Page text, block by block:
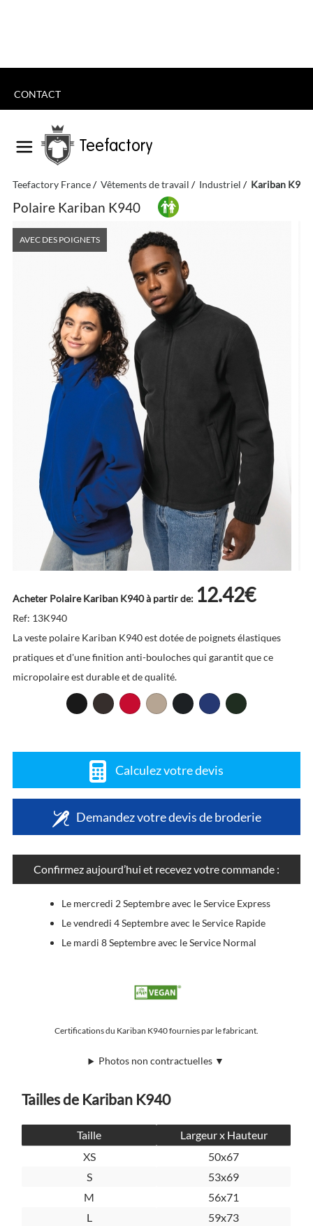
CONTACT
Teefactory
Teefactory France Vêtements de travail Industriel Kariban K940
Polaire Kariban K940
AVEC DES POIGNETS
Acheter Polaire Kariban K940 à partir de: 12.42€
Ref: 13K940
La veste polaire Kariban K940 est dotée de poignets élastiques
pratiques et d'une finition anti-bouloches qui garantit que ce
micropolaire est durable et de qualité.
Calculez votre devis
Demandez votre devis de broderie
Confirmez aujourd’hui et recevez votre commande :
Le mercredi 2 Septembre avec le Service Express
Le vendredi 4 Septembre avec le Service Rapide
Le mardi 8 Septembre avec le Service Normal
Certifications du Kariban K940 fournies par le fabricant.
Photos non contractuelles ▼
Tailles de Kariban K940
Taille
Largeur x Hauteur
XS
50x67
S
53x69
M
56x71
L
59x73